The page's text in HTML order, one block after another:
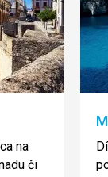
na
či